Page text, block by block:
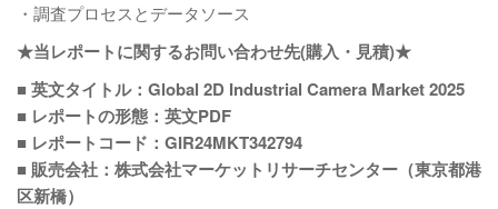
・調査プロセスとデータソース
★当レポートに関するお問い合わせ先(購入・見積)★
■ 英文タイトル：Global 2D Industrial Camera Market 2025
■ レポートの形態：英文PDF
■ レポートコード：GIR24MKT342794
■ 販売会社：株式会社マーケットリサーチセンター（東京都港
区新橋）